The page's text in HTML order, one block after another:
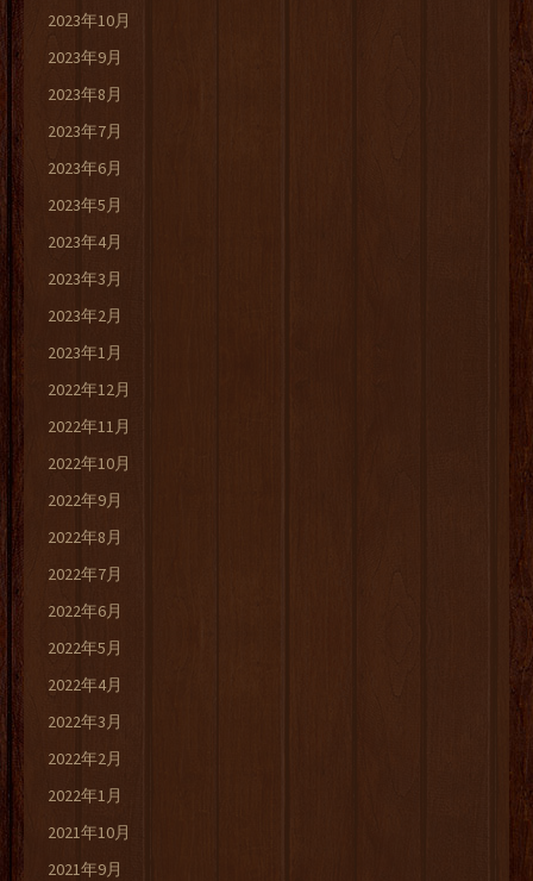
2023年10月
2023年9月
2023年8月
2023年7月
2023年6月
2023年5月
2023年4月
2023年3月
2023年2月
2023年1月
2022年12月
2022年11月
2022年10月
2022年9月
2022年8月
2022年7月
2022年6月
2022年5月
2022年4月
2022年3月
2022年2月
2022年1月
2021年10月
2021年9月